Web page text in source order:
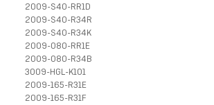
2009-S40-RR1D
2009-S40-R34R
2009-S40-R34K
2009-080-RR1E
2009-080-R34B
3009-HGL-K101
2009-165-R31E
2009-165-R31F